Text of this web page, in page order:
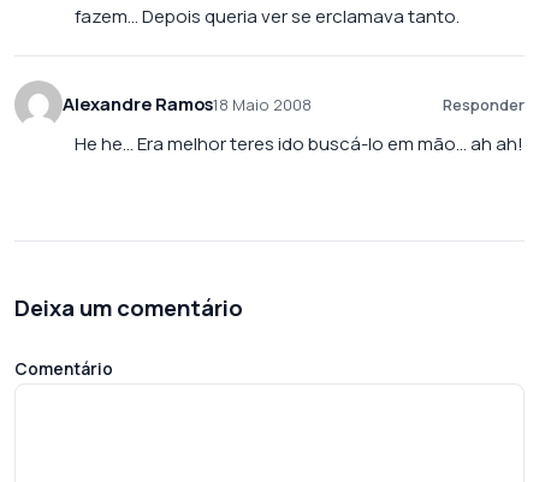
fazem… Depois queria ver se erclamava tanto.
Alexandre Ramos18 Maio 2008 Responder
He he… Era melhor teres ido buscá-lo em mão… ah ah!
Deixa um comentário
Comentário